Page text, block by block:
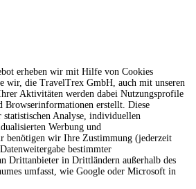
erheben wir mit Hilfe von Cookies
wir, die TravelTrex GmbH, auch mit unseren
Aktivitäten werden dabei Nutzungsprofile
Browserinformationen erstellt. Diese
Analyse, individuellen
Werbung und
benötigen wir Ihre Zustimmung (jederzeit
bestimmter
Drittanbieter in Drittländern außerhalb des
umfasst, wie Google oder Microsoft in